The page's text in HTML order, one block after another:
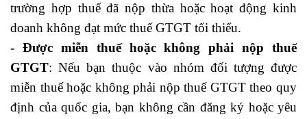
trường hợp thuế đã nộp thừa hoặc hoạt động kinh
doanh không đạt mức thuế GTGT tối thiểu.
- Được miễn thuế hoặc không phải nộp thuế
GTGT: Nếu bạn thuộc vào nhóm đối tượng được
miễn thuế hoặc không phải nộp thuế GTGT theo quy
định của quốc gia, bạn không cần đăng ký hoặc yêu